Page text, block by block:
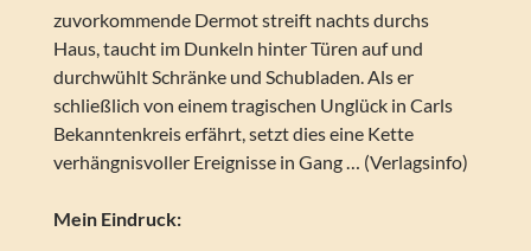
zuvorkommende Dermot streift nachts durchs
Haus, taucht im Dunkeln hinter Türen auf und
durchwühlt Schränke und Schubladen. Als er
schließlich von einem tragischen Unglück in Carls
Bekanntenkreis erfährt, setzt dies eine Kette
verhängnisvoller Ereignisse in Gang … (Verlagsinfo)
Mein Eindruck: